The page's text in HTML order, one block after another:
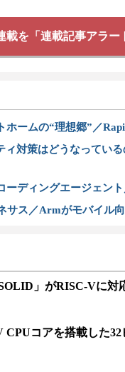
載を「連載記事アラー
ホームの“理想郷”／
ィ対策はどうなってい
ディングエージェン
サス／Armがモバイル
」がRISC-Vに対
CPUコアを搭載した